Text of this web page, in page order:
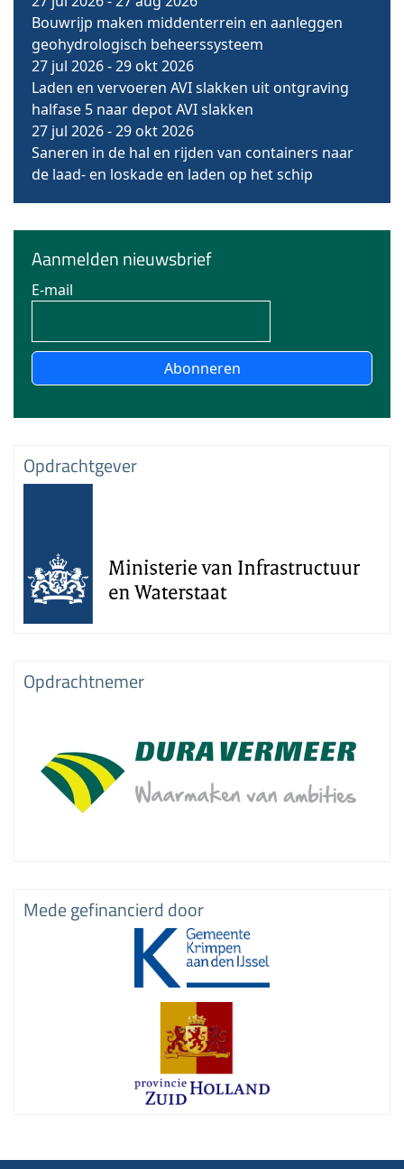
Bouwrijp maken middenterrein en aanleggen
geohydrologisch beheerssysteem
27 jul 2026-29 okt 2026
Laden en vervoeren AVI slakken uit ontgraving
halfase 5 naar depot AVI slakken
27 jul 2026-29 okt 2026
Saneren in de hal en rijden van containers naar
de laad- en loskade en laden op het schip
Aanmelden nieuwsbrief
E-mail
Abonneren
Opdrachtgever
Opdrachtnemer
Mede gefinancierd door